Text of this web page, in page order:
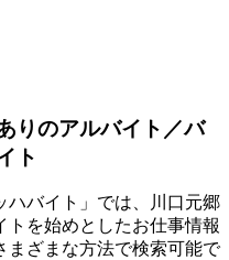
りのアルバイト／バ
ト
ハバイト」では、川口元郷
を始めとしたお仕事情報
まざまな方法で検索可能で